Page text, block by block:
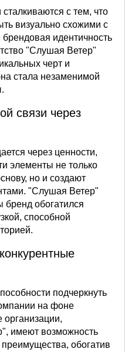
с тем, что
визуально схожими с
идентичность
"Слушая Ветер"
черт и
стала незаменимой
связи через
через ценности,
элементы не только
но и создают
"Слушая Ветер"
бренд обогатился
способной
подчеркнуть
на фоне
имеют возможность
обогатив